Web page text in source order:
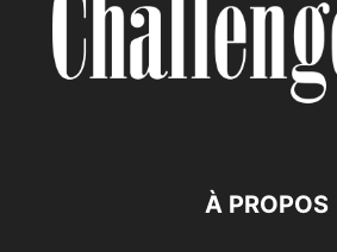
À PROPOS